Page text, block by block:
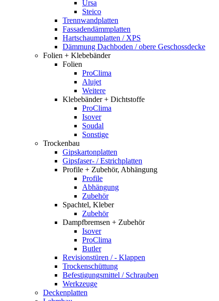
Ursa
Steico
Trennwandplatten
Fassadendämmplatten
Hartschaumplatten / XPS
Dämmung Dachboden / obere Geschossdecke
Folien + Klebebänder
Folien
ProClima
Alujet
Weitere
Klebebänder + Dichtstoffe
ProClima
Isover
Soudal
Sonstige
Trockenbau
Gipskartonplatten
Gipsfaser- / Estrichplatten
Profile + Zubehör, Abhängung
Profile
Abhängung
Zubehör
Spachtel, Kleber
Zubehör
Dampfbremsen + Zubehör
Isover
ProClima
Butler
Revisionstüren / - Klappen
Trockenschüttung
Befestigungsmittel / Schrauben
Werkzeuge
Deckenplatten